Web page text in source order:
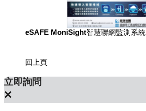
eSAFE MoniSight智慧聯網監測系統
回上頁
立即詢問
×